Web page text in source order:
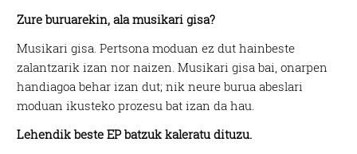
Zure buruarekin, ala musikari gisa?
Musikari gisa. Pertsona moduan ez dut hainbeste
zalantzarik izan nor naizen. Musikari gisa bai, onarpen
handiagoa behar izan dut; nik neure burua abeslari
moduan ikusteko prozesu bat izan da hau.
Lehendik beste EP batzuk kaleratu dituzu.